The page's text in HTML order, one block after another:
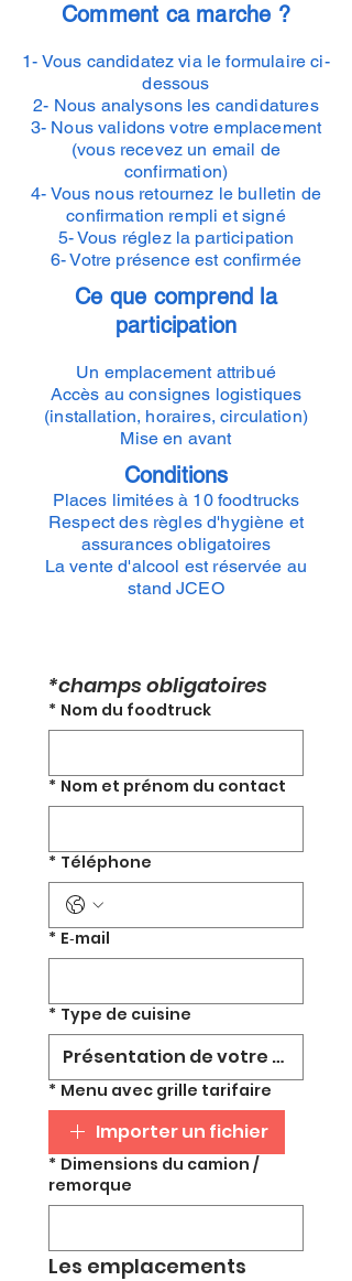
Comment ca marche ?
1- Vous candidatez via le formulaire ci-
dessous
2- Nous analysons les candidatures
3- Nous validons votre emplacement
(vous recevez un email de
confirmation)
4- Vous nous retournez le bulletin de
confirmation rempli et signé
5- Vous réglez la participation
6- Votre présence est confirmée
Ce que comprend la
participation
Un emplacement attribué
Accès au consignes logistiques
(installation, horaires, circulation)
Mise en avant
Conditions
Places limitées à 10 foodtrucks
Respect des règles d'hygiène et
assurances obligatoires
La vente d'alcool est réservée au
stand JCEO
*champs obligatoires
* Nom du foodtruck
* Nom et prénom du contact
* Téléphone
* E‑mail
* Type de cuisine
* Menu avec grille tarifaire
Importer un fichier
* Dimensions du camion /
remorque
Les emplacements